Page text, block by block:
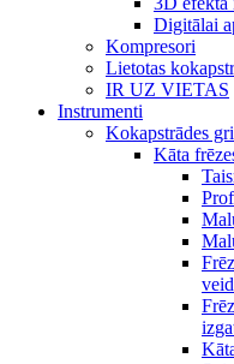
Digitālai
Kompresori
Lietotas
IR UZ VIETAS
Instrumenti
Kokapstrādes
Kāta